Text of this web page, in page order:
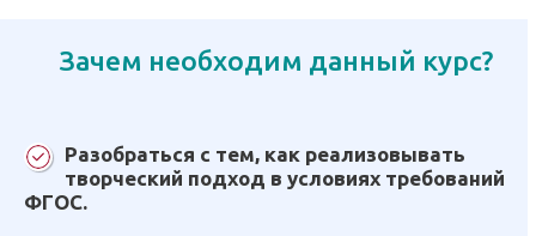
Зачем необходим данный курс?
Разобраться с тем, как реализовывать
творческий подход в условиях требований
ФГОС.